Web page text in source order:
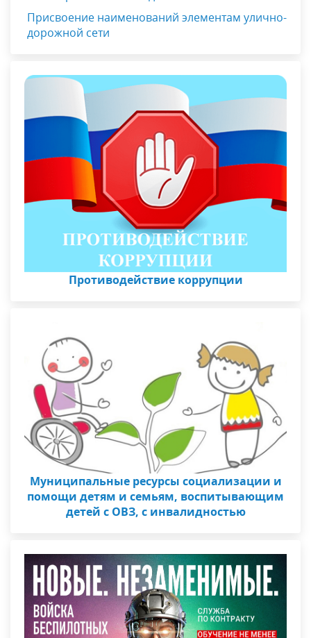
Присвоение наименований элементам улично-
дорожной сети
Противодействие коррупции
Муниципальные ресурсы социализации и
помощи детям и семьям, воспитывающим
детей с ОВЗ, с инвалидностью